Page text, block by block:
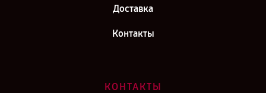
Доставка
Контакты
КОНТАКТЫ